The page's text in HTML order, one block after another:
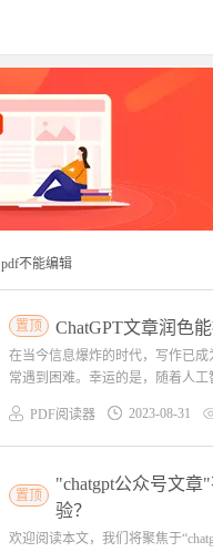
pdf不能编辑
置顶 ChatGPT文章润色
在当今信息爆炸的时代，写作已
常遇到困难。幸运的是，随着人
PDF阅读器 2023-08-31
置顶
"chatgpt公众号文
验？
欢迎阅读本文，我们将聚焦于